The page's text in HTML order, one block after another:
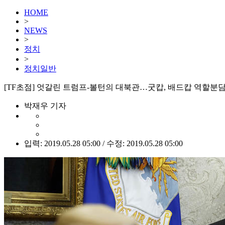
HOME
>
NEWS
>
정치
>
정치일반
[TF초점] 엇갈린 트럼프-볼턴의 대북관…굿캅, 배드캅 역할분
박재우 기자
입력: 2019.05.28 05:00 / 수정: 2019.05.28 05:00